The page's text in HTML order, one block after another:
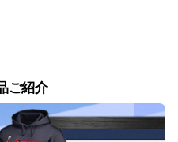
ご紹介